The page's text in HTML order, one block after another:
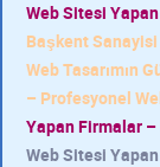
Web Sitesi
Başkent
Web Tasarımın
– Profesyonel
Yapan Firmalar –
Web Sitesi